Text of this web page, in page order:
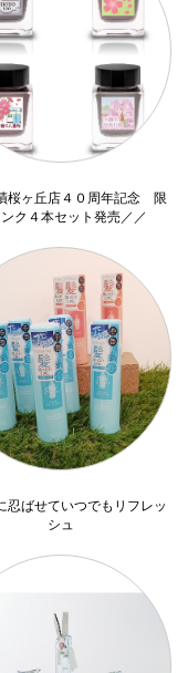
桜ヶ丘店４０周年記念 限
ク４本セット発売／／
忍ばせていつでもリフレッ
シュ